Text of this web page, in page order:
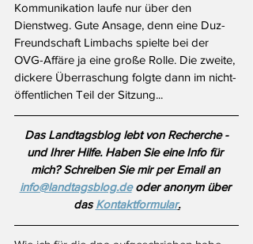
Kommunikation laufe nur über den
Dienstweg. Gute Ansage, denn eine Duz-
Freundschaft Limbachs spielte bei der
OVG-Affäre ja eine große Rolle. Die zweite,
dickere Überraschung folgte dann im nicht-
öffentlichen Teil der Sitzung...
Das Landtagsblog lebt von Recherche -
und Ihrer Hilfe. Haben Sie eine Info für
mich? Schreiben Sie mir per Email an
info@landtagsblog.de oder anonym über
das Kontaktformular.